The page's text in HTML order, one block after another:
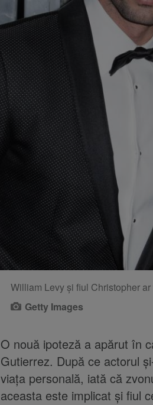
William Levy și fiul Christopher
Getty Images
O nouă ipoteză a apărut în
Gutierrez. După ce actorul
viața personală, iată că
aceasta este implicat și fiul